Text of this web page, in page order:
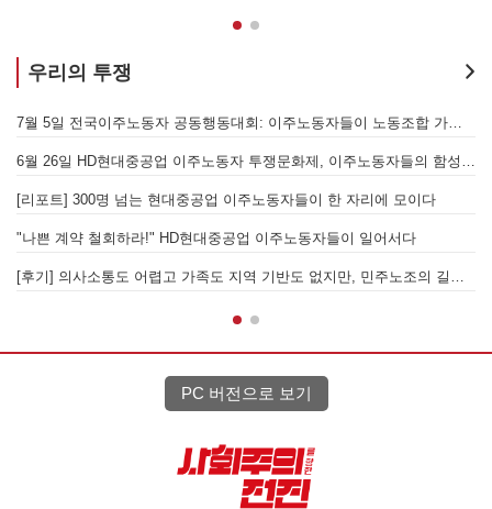
우리의 투쟁
[리포트] 300명 넘는 현대중공업 이주노동자들이 한 자리에 모이다
"나쁜 계약 철회하라!" HD현대중공업 이주노동자들이 일어서다
PC 버전으로 보기